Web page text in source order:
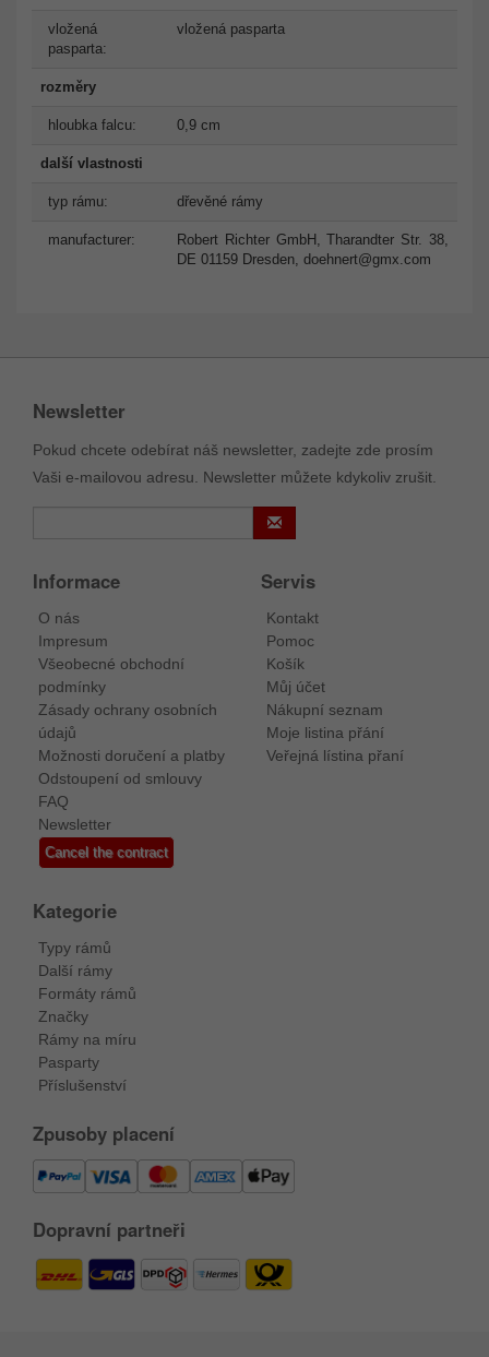
vložená
pasparta:
vložená pasparta
rozměry
hloubka falcu: 0,9 cm
další vlastnosti
typ rámu: dřevěné rámy
manufacturer:
Robert Richter GmbH, Tharandter Str. 38,
DE 01159 Dresden, doehnert@gmx.com
Newsletter
Pokud chcete odebírat náš newsletter, zadejte zde prosím
Vaši e-mailovou adresu. Newsletter můžete kdykoliv zrušit.
Informace
O nás
Impresum
Všeobecné obchodní
podmínky
Zásady ochrany osobních
údajů
Možnosti doručení a platby
Odstoupení od smlouvy
FAQ
Newsletter
Cancel the contract
Servis
Kontakt
Pomoc
Košík
Můj účet
Nákupní seznam
Moje listina přání
Veřejná lístina přaní
Kategorie
Typy rámů
Další rámy
Formáty rámů
Značky
Rámy na míru
Pasparty
Příslušenství
Zpusoby placení
Dopravní partneři